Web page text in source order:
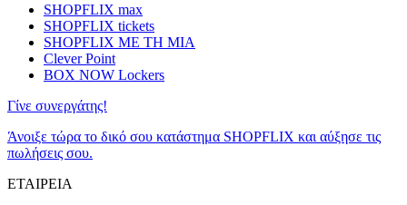
SHOPFLIX max
SHOPFLIX tickets
SHOPFLIX ΜΕ ΤΗ ΜΙΑ
Clever Point
BOX NOW Lockers
Γίνε συνεργάτης!
Άνοιξε τώρα το δικό σου κατάστημα SHOPFLIX και αύξησε τις
πωλήσεις σου.
ΕΤΑΙΡΕΙΑ